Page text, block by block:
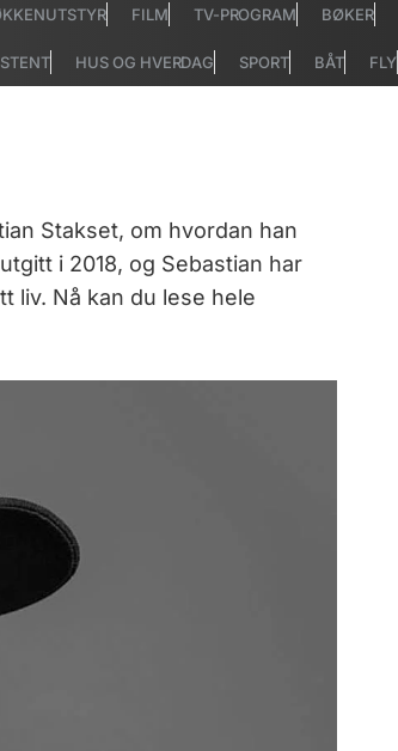
FILM TV-PROGRAM BØKER
HUS OG HVERDAG SPORT BÅT FLY
Stakset, om hvordan han
i 2018, og Sebastian har
liv. Nå kan du lese hele